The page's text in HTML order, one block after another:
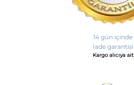
14 gün içinde
İade garantisi
Kargo alıcıya ait